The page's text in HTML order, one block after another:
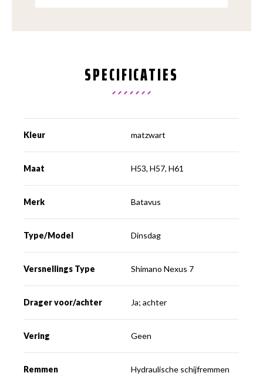
SPECIFICATIES
Kleur matzwart
Maat H53, H57, H61
Merk Batavus
Type/Model Dinsdag
Versnellings Type Shimano Nexus 7
Drager voor/achter Ja; achter
Vering Geen
Remmen Hydraulische schijfremmen